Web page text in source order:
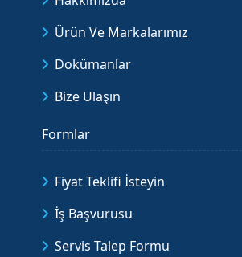
Ürün Ve Markalarımız
Dokümanlar
Bize Ulaşın
Formlar
Fiyat Teklifi İsteyin
İş Başvurusu
Servis Talep Formu